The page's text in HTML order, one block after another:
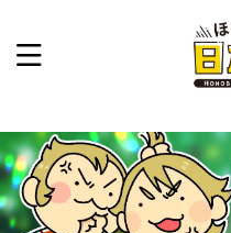
気になった日本史の事件
ね。中の人が24時間手動
です）
例：織田信長 長篠の戦